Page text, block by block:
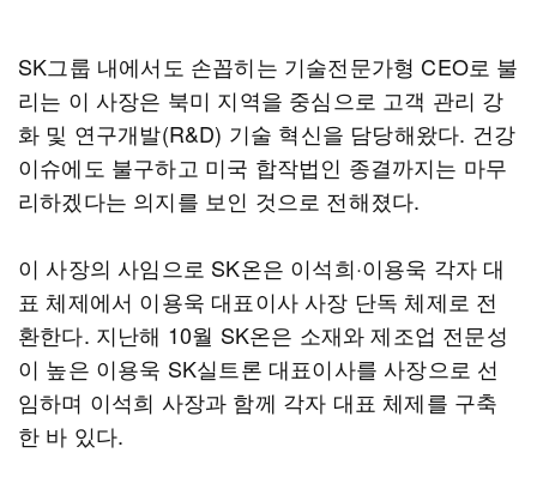
SK그룹 내에서도 손꼽히는 기술전문가형 CEO로 불
리는 이 사장은 북미 지역을 중심으로 고객 관리 강
화 및 연구개발(R&D) 기술 혁신을 담당해왔다. 건강
이슈에도 불구하고 미국 합작법인 종결까지는 마무
리하겠다는 의지를 보인 것으로 전해졌다.
이 사장의 사임으로 SK온은 이석희·이용욱 각자 대
표 체제에서 이용욱 대표이사 사장 단독 체제로 전
환한다. 지난해 10월 SK온은 소재와 제조업 전문성
이 높은 이용욱 SK실트론 대표이사를 사장으로 선
임하며 이석희 사장과 함께 각자 대표 체제를 구축
한 바 있다.